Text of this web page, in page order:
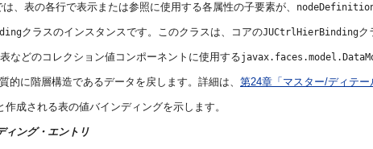
、表の各行で表示または参照に使用する各属性の子要素が、
クラスのインスタンスです。このクラスは、コアのJUCtrlHierBindingク
などのコレクション値コンポーネントに使用する
的に階層構造であるデータを戻します。詳細は、 第24章「マスター/ディテー
成される表の値バインディングを示します。
ィング・エントリ